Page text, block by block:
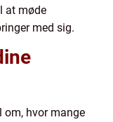
at møde
med sig.
om, hvor mange